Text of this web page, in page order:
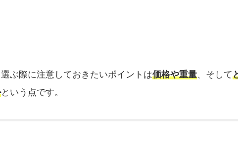
ぶ際に注意しておきたいポイントは価格や重量、そして
という点です。